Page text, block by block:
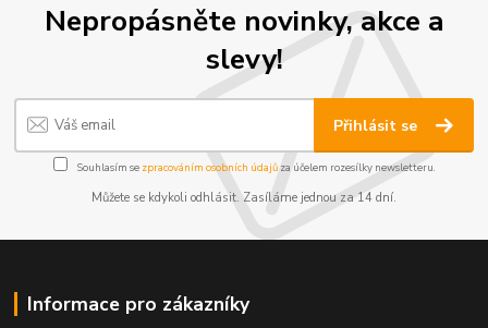
Nepropásněte novinky, akce a
slevy!
Přihlásit se
Souhlasím se zpracováním osobních údajůza účelem rozesílky newsletteru.
Můžete se kdykoli odhlásit. Zasíláme jednou za 14 dní.
Informace pro zákazníky